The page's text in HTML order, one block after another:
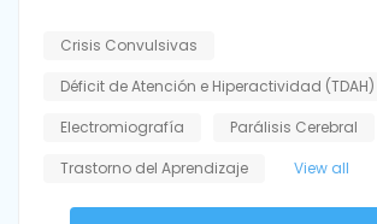
Crisis Convulsivas
Déficit de Atención e Hiperactividad (TDAH)
Electromiografía
Parálisis Cerebral
Trastorno del Aprendizaje
View all